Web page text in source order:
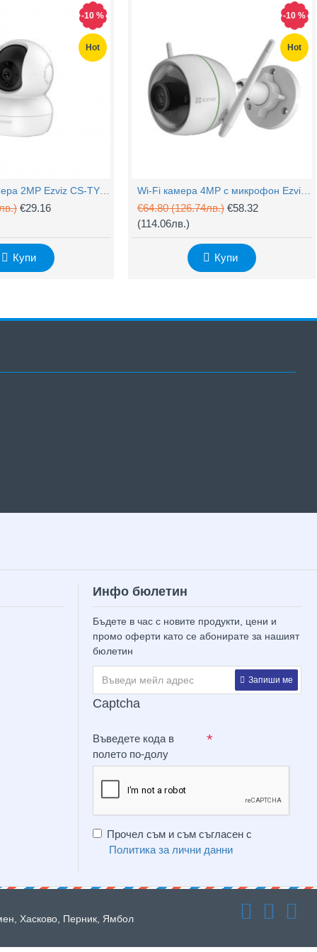
Hot
(1.32лв.) €0.55(1.08лв.)
Купи
Hot
-10 %
€29.16
Купи
Hot
-10 %
€64.80(126.74лв.) €58.32
(114.06лв.)
Купи
Инфо бюлетин
Бъдете в час с новите продукти, цени и
промо оферти като се абонирате за нашият
бюлетин
Запиши ме
Captcha
Въведете кода в
полето по-долу
Прочел съм и съм съгласен с
Политика за лични данни
Хасково, Перник, Ямбол